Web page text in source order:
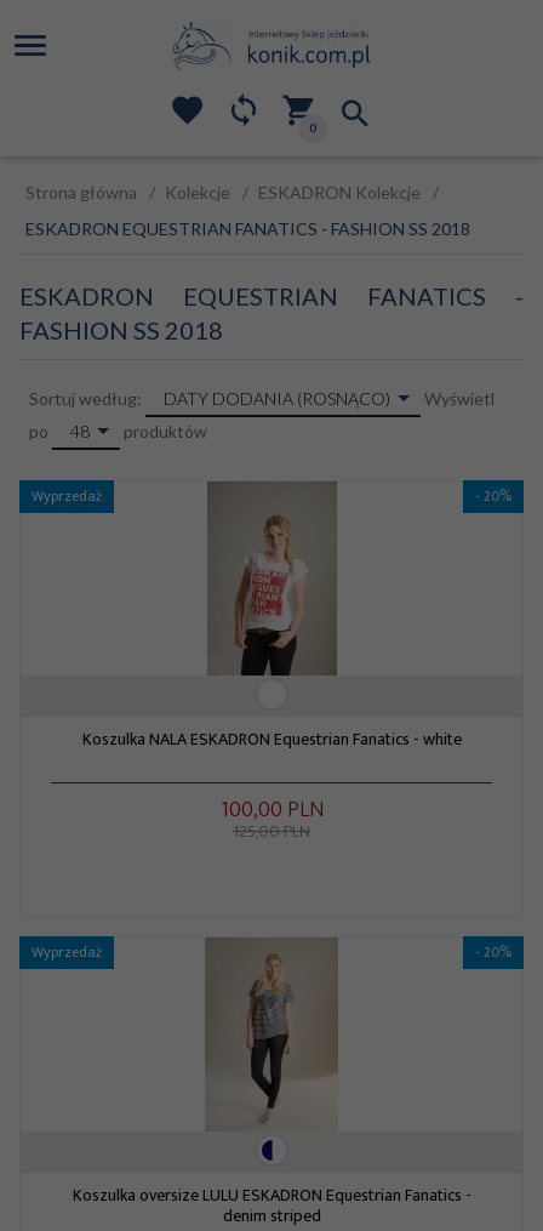
0
Strona główna Kolekcje
ESKADRON Kolekcje
ESKADRON EQUESTRIAN FANATICS - FASHION SS 2018
ESKADRON EQUESTRIAN FANATICS -
FASHION SS 2018
Sortuj według: sortDATY DODANIA (ROSNĄCO)
Wyświetl
po
pop48 produktów
Wyprzedaż - 20%
Koszulka NALA ESKADRON Equestrian Fanatics - white
100,00 PLN
125,00 PLN
Wyprzedaż - 20%
Koszulka oversize LULU ESKADRON Equestrian Fanatics -
denim striped